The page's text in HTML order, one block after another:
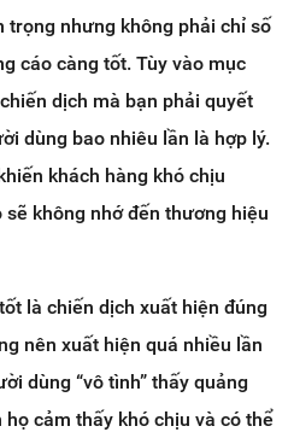
trọng nhưng không phải chỉ số
cáo càng tốt. Tùy vào mục
dịch mà bạn phải quyết
dùng bao nhiêu lần là hợp lý.
khách hàng khó chịu
không nhớ đến thương hiệu
là chiến dịch xuất hiện đúng
nên xuất hiện quá nhiều lần
dùng “vô tình” thấy quảng
cảm thấy khó chịu và có thể